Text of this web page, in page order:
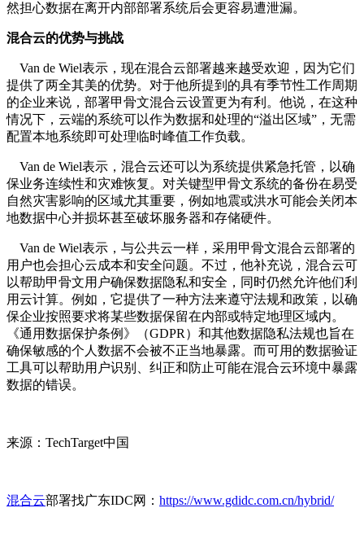
然担心数据在离开内部部署系统后会更容易遭泄漏。
混合云的优势与挑战
Van de Wiel表示，现在混合云部署越来越受欢迎，因为它们
提供了两全其美的优势。对于他所提到的具有季节性工作周期
的企业来说，部署甲骨文混合云设置更为有利。他说，在这种
情况下，云端的系统可以作为数据和处理的“溢出区域”，无需
配置本地系统即可处理临时峰值工作负载。
Van de Wiel表示，混合云还可以为系统提供紧急托管，以确
保业务连续性和灾难恢复。对关键型甲骨文系统的备份在易受
自然灾害影响的区域尤其重要，例如地震或洪水可能会关闭本
地数据中心并损坏甚至破坏服务器和存储硬件。
Van de Wiel表示，与公共云一样，采用甲骨文混合云部署的
用户也会担心云成本和安全问题。不过，他补充说，混合云可
以帮助甲骨文用户确保数据隐私和安全，同时仍然允许他们利
用云计算。例如，它提供了一种方法来遵守法规和政策，以确
保企业按照要求将某些数据保留在内部或特定地理区域内。
《通用数据保护条例》（GDPR）和其他数据隐私法规也旨在
确保敏感的个人数据不会被不正当地暴露。而可用的数据验证
工具可以帮助用户识别、纠正和防止可能在混合云环境中暴露
数据的错误。
来源：TechTarget中国
混合云部署找广东IDC网： https://www.gdidc.com.cn/hybrid/